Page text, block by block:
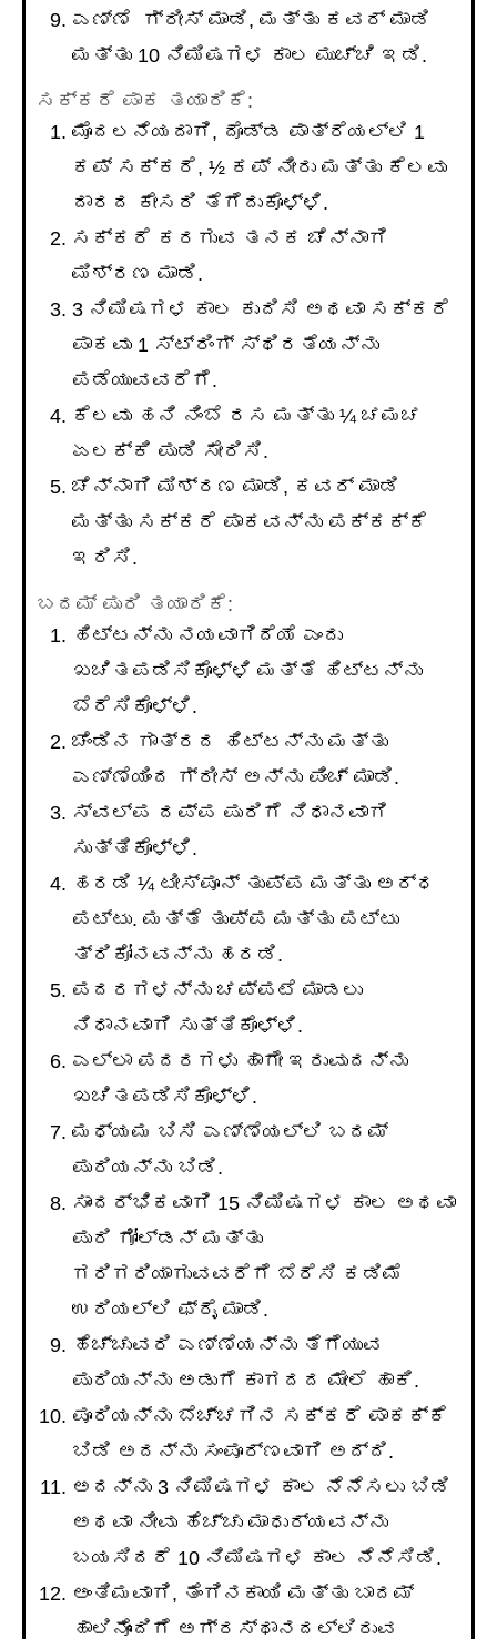
ಎಣ್ಣೆ ಗ್ರೀಸ್ ಮಾಡಿ, ಮತ್ತು ಕವರ್ ಮಾಡಿ
ಮತ್ತು 10 ನಿಮಿಷಗಳ ಕಾಲ ಮುಚ್ಚಿ ಇಡಿ.
ಸಕ್ಕರೆ ಪಾಕ ತಯಾರಿಕೆ:
ಮೊದಲನೆಯದಾಗಿ, ದೊಡ್ಡ ಪಾತ್ರೆಯಲ್ಲಿ 1
ಕಪ್ ಸಕ್ಕರೆ, ½ ಕಪ್ ನೀರು ಮತ್ತು ಕೆಲವು
ದಾರದ ಕೇಸರಿ ತೆಗೆದುಕೊಳ್ಳಿ.
ಸಕ್ಕರೆ ಕರಗುವ ತನಕ ಚೆನ್ನಾಗಿ
ಮಿಶ್ರಣ ಮಾಡಿ.
3 ನಿಮಿಷಗಳ ಕಾಲ ಕುದಿಸಿ ಅಥವಾ ಸಕ್ಕರೆ
ಪಾಕವು 1 ಸ್ಟ್ರಿಂಗ್ ಸ್ಥಿರತೆಯನ್ನು
ಪಡೆಯುವವರೆಗೆ.
ಕೆಲವು ಹನಿ ನಿಂಬೆ ರಸ ಮತ್ತು ¼ ಚಮಚ
ಏಲಕ್ಕಿ ಪುಡಿ ಸೇರಿಸಿ.
ಚೆನ್ನಾಗಿ ಮಿಶ್ರಣ ಮಾಡಿ, ಕವರ್ ಮಾಡಿ
ಮತ್ತು ಸಕ್ಕರೆ ಪಾಕವನ್ನು ಪಕ್ಕಕ್ಕೆ
ಇರಿಸಿ.
ಬದಮ್ ಪುರಿ ತಯಾರಿಕೆ:
ಹಿಟ್ಟನ್ನು ನಯವಾಗಿದೆಯೆ ಎಂದು
ಖಚಿತಪಡಿಸಿಕೊಳ್ಳಿ ಮತ್ತೆ ಹಿಟ್ಟನ್ನು
ಬೆರೆಸಿಕೊಳ್ಳಿ.
ಚೆಂಡಿನ ಗಾತ್ರದ ಹಿಟ್ಟನ್ನು ಮತ್ತು
ಎಣ್ಣೆಯಿಂದ ಗ್ರೀಸ್ ಅನ್ನು ಪಿಂಚ್ ಮಾಡಿ.
ಸ್ವಲ್ಪ ದಪ್ಪ ಪುರಿಗೆ ನಿಧಾನವಾಗಿ
ಸುತ್ತಿಕೊಳ್ಳಿ.
ಹರಡಿ ¼ ಟೀಸ್ಪೂನ್ ತುಪ್ಪ ಮತ್ತು ಅರ್ಧ
ಪಟ್ಟು. ಮತ್ತೆ ತುಪ್ಪ ಮತ್ತು ಪಟ್ಟು
ತ್ರಿಕೋನವನ್ನು ಹರಡಿ.
ಪದರಗಳನ್ನು ಚಪ್ಪಟೆ ಮಾಡಲು
ನಿಧಾನವಾಗಿ ಸುತ್ತಿಕೊಳ್ಳಿ.
ಎಲ್ಲಾ ಪದರಗಳು ಹಾಗೇ ಇರುವುದನ್ನು
ಖಚಿತಪಡಿಸಿಕೊಳ್ಳಿ.
ಮಧ್ಯಮ ಬಿಸಿ ಎಣ್ಣೆಯಲ್ಲಿ ಬದಮ್
ಪುರಿಯನ್ನು ಬಿಡಿ.
ಸಾಂದರ್ಭಿಕವಾಗಿ 15 ನಿಮಿಷಗಳ ಕಾಲ ಅಥವಾ
ಪುರಿ ಗೋಲ್ಡನ್ ಮತ್ತು
ಗರಿಗರಿಯಾಗುವವರೆಗೆ ಬೆರೆಸಿ ಕಡಿಮೆ
ಉರಿಯಲ್ಲಿ ಫ್ರೈ ಮಾಡಿ.
ಹೆಚ್ಚುವರಿ ಎಣ್ಣೆಯನ್ನು ತೆಗೆಯುವ
ಪುರಿಯನ್ನು ಅಡುಗೆ ಕಾಗದದ ಮೇಲೆ ಹಾಕಿ.
ಪೂರಿಯನ್ನು ಬೆಚ್ಚಗಿನ ಸಕ್ಕರೆ ಪಾಕಕ್ಕೆ
ಬಿಡಿ ಅದನ್ನು ಸಂಪೂರ್ಣವಾಗಿ ಅದ್ದಿ.
ಅದನ್ನು 3 ನಿಮಿಷಗಳ ಕಾಲ ನೆನೆಸಲು ಬಿಡಿ
ಅಥವಾ ನೀವು ಹೆಚ್ಚು ಮಾಧುರ್ಯವನ್ನು
ಬಯಸಿದರೆ 10 ನಿಮಿಷಗಳ ಕಾಲ ನೆನೆಸಿಡಿ.
ಅಂತಿಮವಾಗಿ, ತೆಂಗಿನಕಾಯಿ ಮತ್ತು ಬಾದಮ್
ಹಾಲಿನೊಂದಿಗೆ ಅಗ್ರಸ್ಥಾನದಲ್ಲಿರುವ